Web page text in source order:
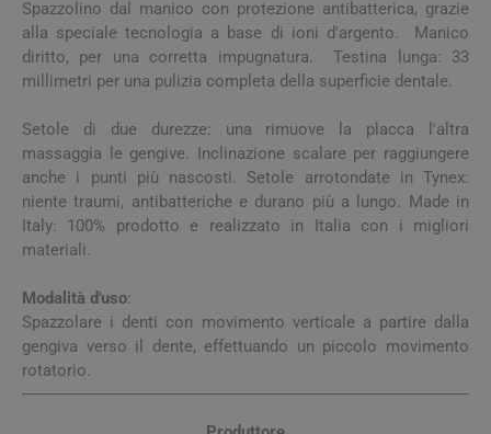
Spazzolino dal manico con protezione antibatterica, grazie
alla speciale tecnologia a base di ioni d'argento. Manico
diritto, per una corretta impugnatura. Testina lunga: 33
millimetri per una pulizia completa della superficie dentale.
Setole di due durezze: una rimuove la placca l'altra
massaggia le gengive. Inclinazione scalare per raggiungere
anche i punti più nascosti. Setole arrotondate in Tynex:
niente traumi, antibatteriche e durano più a lungo. Made in
Italy: 100% prodotto e realizzato in Italia con i migliori
materiali.
Modalità d'uso:
Spazzolare i denti con movimento verticale a partire dalla
gengiva verso il dente, effettuando un piccolo movimento
rotatorio.